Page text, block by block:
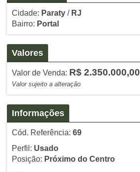
Cidade: Paraty/ RJ
Bairro: Portal
Valores
Valor de Venda: R$ 2.350.000,00
Valor sujeito a alteração
Informações
Cód. Referência: 69
Perfil: Usado
Posição: Próximo do Centro